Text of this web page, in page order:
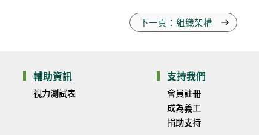
下一頁：組織架構
輔助資訊
視力測試表
支持我們
會員註冊
成為義工
捐助支持